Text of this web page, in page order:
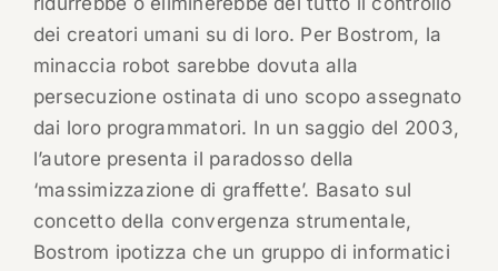
dei creatori umani su di loro. Per Bostrom, la
minaccia robot sarebbe dovuta alla
persecuzione ostinata di uno scopo assegnato
dai loro programmatori. In un saggio del 2003,
l’autore presenta il paradosso della
‘massimizzazione di graffette’. Basato sul
concetto della convergenza strumentale,
Bostrom ipotizza che un gruppo di informatici